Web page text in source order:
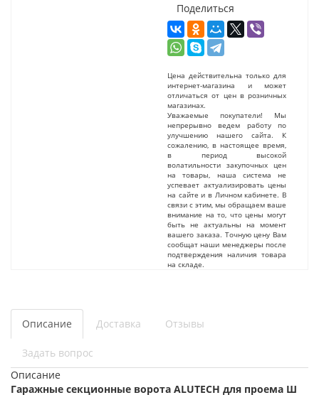
Поделиться
Цена действительна только для
интернет-магазина и может
отличаться от цен в розничных
магазинах.
Уважаемые покупатели! Мы
непрерывно ведем работу по
улучшению нашего сайта. К
сожалению, в настоящее время,
в период высокой
волатильности закупочных цен
на товары, наша система не
успевает актуализировать цены
на сайте и в Личном кабинете. В
связи с этим, мы обращаем ваше
внимание на то, что цены могут
быть не актуальны на момент
вашего заказа. Точную цену Вам
сообщат наши менеджеры после
подтверждения наличия товара
на складе.
Описание Доставка Отзывы
Задать вопрос
Описание
Гаражные секционные ворота ALUTECH для проема Ш